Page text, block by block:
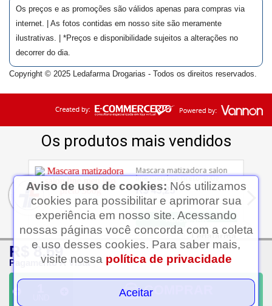
Ledafarma
Clique aqui...
R$ 8,69
Pagamento À Vista
COMPRAR
Os preços e as promoções são válidos apenas para compras via
internet. | As fotos contidas em nosso site são meramente
ilustrativas. | *Preços e disponibilidade sujeitos a alterações no
decorrer do dia.
Copyright © 2025 Ledafarma Drogarias - Todos os direitos reservados.
Aviso de uso de cookies: Nós utilizamos
cookies para possibilitar e aprimorar sua
experiência em nosso site. Acessando
nossas páginas você concorda com a coleta
e uso desses cookies. Para saber mais,
visite nossa política de privacidade
Aceitar